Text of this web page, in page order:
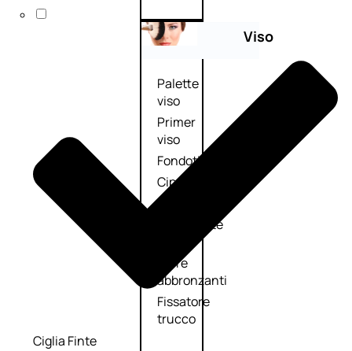
Viso
Palette
viso
Primer
viso
Fondotinta
Cipria
Fard/Blush
Illuminante
Terre
abbronzanti
Fissatore
trucco
Ciglia Finte